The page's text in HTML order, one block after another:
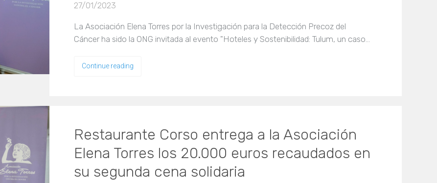
27/01/2023
La Asociación Elena Torres por la Investigación para la Detección Precoz del
Cáncer ha sido la ONG invitada al evento "Hoteles y Sostenibilidad: Tulum, un caso…
Continue reading
Restaurante Corso entrega a la Asociación
Elena Torres los 20.000 euros recaudados en
su segunda cena solidaria